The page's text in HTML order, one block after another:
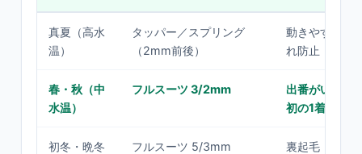
真夏（高水
温）
タッパー／スプリング
（2mm前後）
動きやすさと
れ防止
春・秋（中
水温）
フルスーツ 3/2mm
出番がいちば
初の1着」
初冬・晩冬 フルスーツ 5/3mm
裏起毛（保温